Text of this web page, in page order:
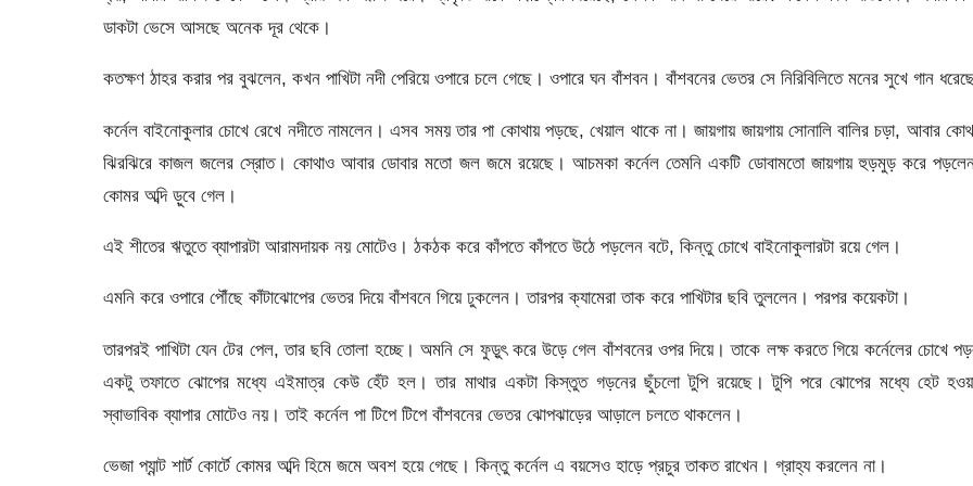
ডাকটা ভেসে আসছে অনেক দূর থেকে।
কতক্ষণ ঠাহর করার পর বুঝলেন, কখন পাখিটা নদী পেরিয়ে ওপারে চলে গেছে। ওপারে ঘন বাঁশবন। বাঁশবনের ভেতর সে নিরিবিলিতে মনের সুখে গান
কর্নেল বাইনোকুলার চোখে রেখে নদীতে নামলেন। এসব সময় তার পা কোথায় পড়ছে, খেয়াল থাকে না। জায়গায় জায়গায় সোনালি বালির চড়া, আবার
ঝিরঝিরে কাজল জলের স্রোত। কোথাও আবার ডোবার মতো জল জমে রয়েছে। আচমকা কর্নেল তেমনি একটি ডোবামতো জায়গায় হুড়মুড় করে
কোমর অব্দি ড়ুবে গেল।
এই শীতের ঋতুতে ব্যাপারটা আরামদায়ক নয় মোটেও। ঠকঠক করে কাঁপতে কাঁপতে উঠে পড়লেন বটে, কিন্তু চোখে বাইনোকুলারটা রয়ে গেল।
এমনি করে ওপারে পৌঁছে কাঁটাঝোপের ভেতর দিয়ে বাঁশবনে গিয়ে ঢুকলেন। তারপর ক্যামেরা তাক করে পাখিটার ছবি তুললেন। পরপর কয়েকটা।
তারপরই পাখিটা যেন টের পেল, তার ছবি তোলা হচ্ছে। অমনি সে ফুড়ুৎ করে উড়ে গেল বাঁশবনের ওপর দিয়ে। তাকে লক্ষ করতে গিয়ে কর্নেলের চোখে
একটু তফাতে ঝোপের মধ্যে এইমাত্র কেউ হেঁট হল। তার মাথার একটা কিস্তুত গড়নের ছুঁচলো টুপি রয়েছে। টুপি পরে ঝোপের মধ্যে হেট
স্বাভাবিক ব্যাপার মোটেও নয়। তাই কর্নেল পা টিপে টিপে বাঁশবনের ভেতর ঝোপঝাড়ের আড়ালে চলতে থাকলেন।
ভেজা প্যান্ট শার্ট কোর্টে কোমর অব্দি হিমে জমে অবশ হয়ে গেছে। কিন্তু কর্নেল এ বয়সেও হাড়ে প্রচুর তাকত রাখেন। গ্রাহ্য করলেন না।